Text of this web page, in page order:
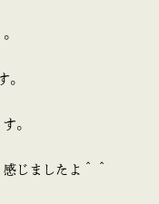
。
。
じましたよ＾＾